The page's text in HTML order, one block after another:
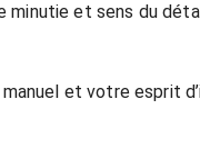
minutie et sens du
et votre esprit